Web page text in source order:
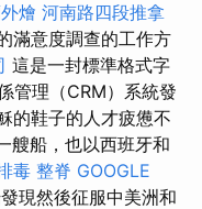
燴 河南路四段推拿
滿意度調查的工作方
這是一封標準格式字
管理（CRM）系統發
的鞋子的人才疲憊不
艘船，也以西班牙和
毒 整脊 GOOGLE
現然後征服中美洲和